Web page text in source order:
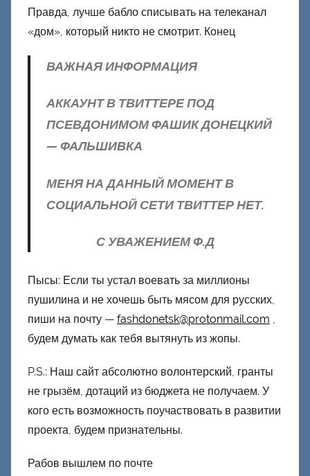
Правда, лучше бабло списывать на телеканал
«дом», который никто не смотрит. Конец
ВАЖНАЯ ИНФОРМАЦИЯ
АККАУНТ В ТВИТТЕРЕ ПОД
ПСЕВДОНИМОМ ФАШИК ДОНЕЦКИЙ
— ФАЛЬШИВКА
МЕНЯ НА ДАННЫЙ МОМЕНТ В
СОЦИАЛЬНОЙ СЕТИ ТВИТТЕР НЕТ.
С УВАЖЕНИЕМ Ф.Д
Пысы: Если ты устал воевать за миллионы
пушилина и не хочешь быть мясом для русских,
пиши на почту — fashdonetsk@protonmail.com ,
будем думать как тебя вытянуть из жопы.
P.S.: Наш сайт абсолютно волонтерский, гранты
не грызём, дотаций из бюджета не получаем. У
кого есть возможность поучаствовать в развитии
проекта, будем признательны.
Рабов вышлем по почте